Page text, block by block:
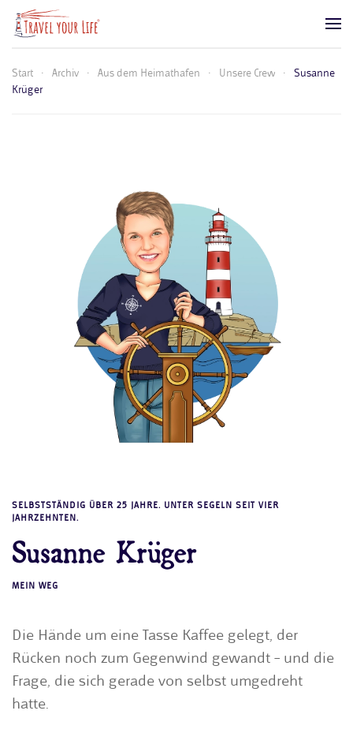
Start Archiv Aus dem Heimathafen Unsere Crew
Susanne
Krüger
SELBSTSTÄNDIG ÜBER 25 JAHRE. UNTER SEGELN SEIT VIER
JAHRZEHNTEN.
Susanne Krüger
MEIN WEG
Die Hände um eine Tasse Kaffee gelegt, der
Rücken noch zum Gegenwind gewandt – und die
Frage, die sich gerade von selbst umgedreht
hatte.